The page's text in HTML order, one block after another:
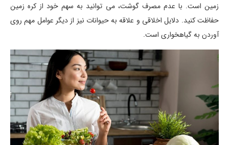
زمین است. با عدم مصرف گوشت، می توانید به سهم خود از کره زمین
حفاظت کنید. دلایل اخلاقی و علاقه به حیوانات نیز از دیگر عوامل مهم روی
آوردن به گیاهخواری است.